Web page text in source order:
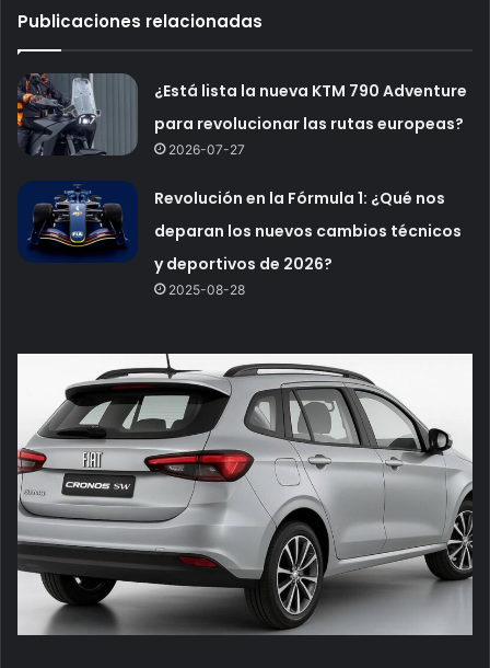
Publicaciones relacionadas
¿Está lista la nueva KTM 790 Adventure
para revolucionar las rutas europeas?
2026-07-27
Revolución en la Fórmula 1: ¿Qué nos
deparan los nuevos cambios técnicos
y deportivos de 2026?
2025-08-28